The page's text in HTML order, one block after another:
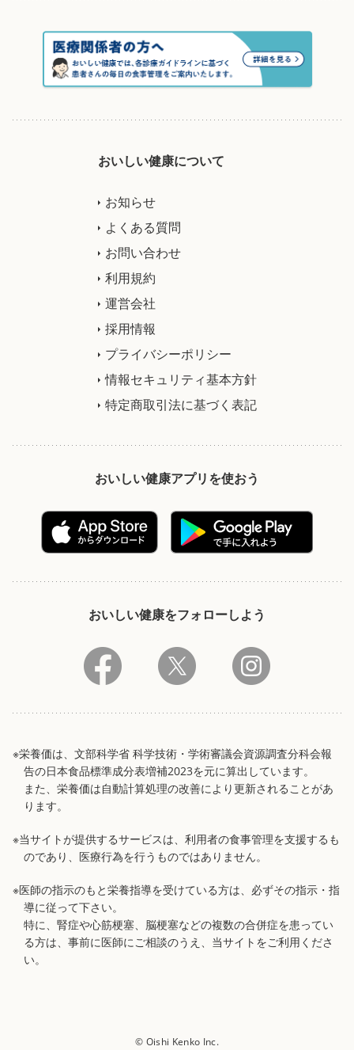
おいしい健康について
お知らせ
よくある質問
お問い合わせ
利用規約
運営会社
採用情報
プライバシーポリシー
情報セキュリティ基本方針
特定商取引法に基づく表記
おいしい健康アプリを使おう
おいしい健康をフォローしよう
※栄養価は、文部科学省 科学技術・学術審議会資源調査分科会報
告の日本食品標準成分表増補2023を元に算出しています。
また、栄養価は自動計算処理の改善により更新されることがあ
ります。
※当サイトが提供するサービスは、利用者の食事管理を支援するも
のであり、医療行為を行うものではありません。
※医師の指示のもと栄養指導を受けている方は、必ずその指示・指
導に従って下さい。
特に、腎症や心筋梗塞、脳梗塞などの複数の合併症を患ってい
る方は、事前に医師にご相談のうえ、当サイトをご利用くださ
い。
© Oishi Kenko Inc.